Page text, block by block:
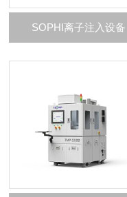
SOPHI离子注入设备